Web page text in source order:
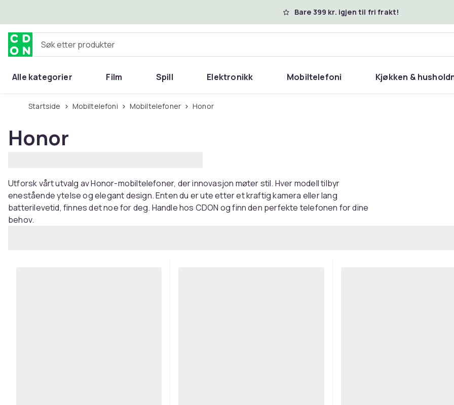
Bare 399 kr. igjen til fri frakt!
Søk etter produkter
Alle kategorier Film Spill Elektronikk Mobiltelefoni Kjøkken &
Startside Mobiltelefoni Mobiltelefoner Honor
Honor
Utforsk vårt utvalg av Honor-mobiltelefoner, der innovasjon møter stil. Hver modell tilbyr
enestående ytelse og elegant design. Enten du er ute etter et kraftig kamera eller lang
batterilevetid, finnes det noe for deg. Handle hos CDON og finn den perfekte telefonen for dine
behov.